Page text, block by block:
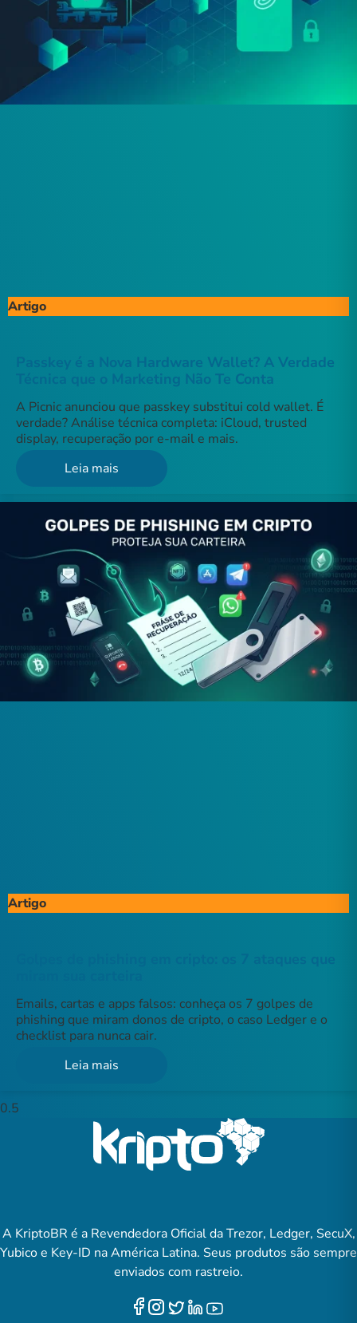
Artigo
Passkey é a Nova Hardware Wallet? A Verdade
Técnica que o Marketing Não Te Conta
A Picnic anunciou que passkey substitui cold wallet. É
verdade? Análise técnica completa: iCloud, trusted
display, recuperação por e-mail e mais.
Leia mais
Artigo
Emails, cartas e apps falsos: conheça os 7 golpes de
phishing que miram donos de cripto, o caso Ledger e o
checklist para nunca cair.
Leia mais
A KriptoBR é a Revendedora Oficial da Trezor, Ledger, SecuX,
Yubico e Key-ID na América Latina. Seus produtos são sempre
enviados com rastreio.